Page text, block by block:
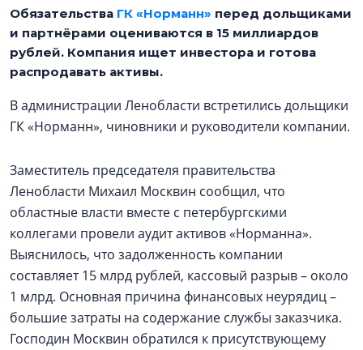
Обязательства ГК «Норманн» перед дольщиками
и партнёрами оцениваются в 15 миллиардов
рублей. Компания ищет инвестора и готова
распродавать активы.
В администрации Ленобласти встретились дольщики
ГК «Норманн», чиновники и руководители компании.
Заместитель председателя правительства
Ленобласти Михаил Москвин сообщил, что
областные власти вместе с петербургскими
коллегами провели аудит активов «Норманна».
Выяснилось, что задолженность компании
составляет 15 млрд рублей, кассовый разрыв – около
1 млрд. Основная причина финансовых неурядиц –
большие затраты на содержание службы заказчика.
Господин Москвин обратился к присутствующему